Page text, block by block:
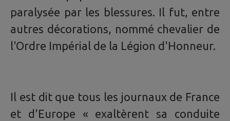
paralysée par les blessures. Il fut, entre
autres décorations, nommé chevalier de
l'Ordre Impérial de la Légion d'Honneur.
Il est dit que tous les journaux de France
et d'Europe « exaltèrent sa conduite